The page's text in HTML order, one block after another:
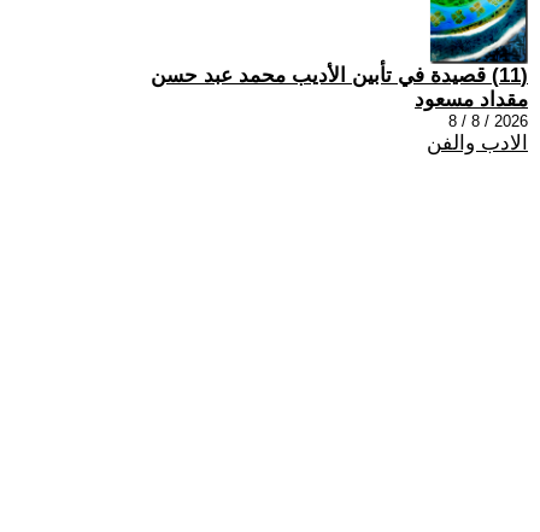
(11) قصيدة في تأبين الأديب محمد عبد حسن
مقداد مسعود
2026 / 8 / 8
الادب والفن